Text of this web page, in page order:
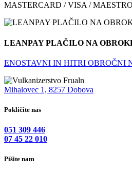
MASTERCARD / VISA / MAESTRO
LEANPAY PLAČILO NA
ENOSTAVNI IN HITRI OBROČNI
Mihalovec 1, 8257 Dobova
Pokličite nas
051 309 446
07 45 22 010
Pišite nam